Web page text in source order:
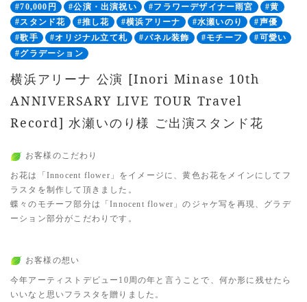
#70,000円 #公演・出演祝い #フラワーデザイナー雨宮
#黄
#スタンド花
#推し花 #横浜アリーナ #水瀬いのり
#声優
#歌手
#オリジナル立て札 #パネル装飾 #モチーフ
#可愛い
#グラデーション
横浜アリーナ 公演 [Inori Minase 10th
ANNIVERSARY LIVE TOUR Travel
Record] 水瀬いのり様 ご出演スタンド花
お客様のこだわり
お花は「Innocent flower」をイメージに、黄色お花をメインにしてフ
ラスタを制作して頂きました。
蝶々のモチーフ部分は「Innocent flower」のジャケ写を再現、グラデ
ーション部分がこだわりです。
お客様の想い
今年アーティストデビュー10周の年と言うことで、何か形に残せたら
いいなと思いフラスタを贈りました。